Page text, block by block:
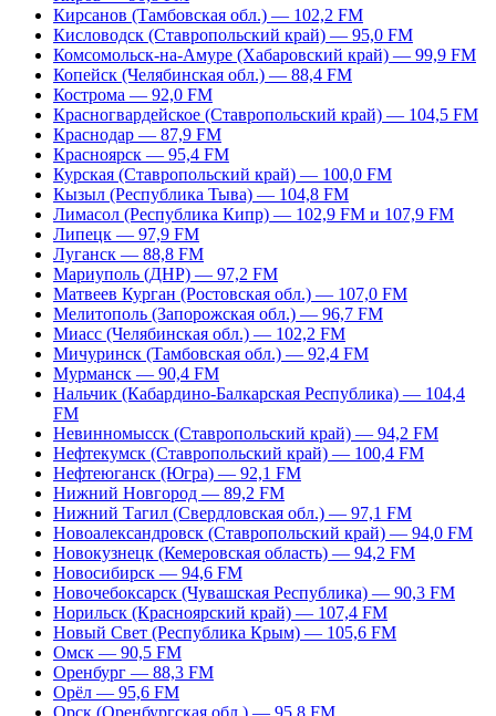
Кирсанов (Тамбовская обл.) — 102,2 FM
Кисловодск (Ставропольский край) — 95,0 FM
Комсомольск-на-Амуре (Хабаровский край) — 99,9 FM
Копейск (Челябинская обл.) — 88,4 FM
Кострома — 92,0 FM
Красногвардейское (Ставропольский край) — 104,5 FM
Краснодар — 87,9 FM
Красноярск — 95,4 FM
Курская (Ставропольский край) — 100,0 FM
Кызыл (Республика Тыва) — 104,8 FM
Лимасол (Республика Кипр) — 102,9 FM и 107,9 FM
Липецк — 97,9 FM
Луганск — 88,8 FM
Мариуполь (ДНР) — 97,2 FM
Матвеев Курган (Ростовская обл.) — 107,0 FM
Мелитополь (Запорожская обл.) — 96,7 FM
Миасс (Челябинская обл.) — 102,2 FM
Мичуринск (Тамбовская обл.) — 92,4 FM
Мурманск — 90,4 FM
Нальчик (Кабардино-Балкарская Республика) — 104,4
FM
Невинномысск (Ставропольский край) — 94,2 FM
Нефтекумск (Ставропольский край) — 100,4 FM
Нефтеюганск (Югра) — 92,1 FM
Нижний Новгород — 89,2 FM
Нижний Тагил (Свердловская обл.) — 97,1 FM
Новоалександровск (Ставропольский край) — 94,0 FM
Новокузнецк (Кемеровская область) — 94,2 FM
Новосибирск — 94,6 FM
Новочебоксарск (Чувашская Республика) — 90,3 FM
Норильск (Красноярский край) — 107,4 FM
Новый Свет (Республика Крым) — 105,6 FM
Омск — 90,5 FM
Оренбург — 88,3 FM
Орёл — 95,6 FM
Орск (Оренбургская обл.) — 95,8 FM